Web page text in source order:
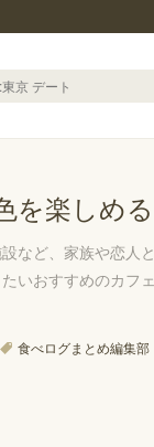
を楽しめ
など、家族や恋人
いおすすめのカフ
食べログまとめ編集部